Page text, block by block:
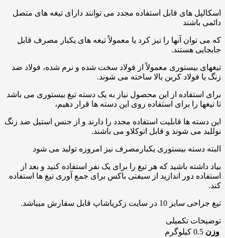
اسکالپل های قابل استفاده مجدد می توانند دارای تیغه های متصل
دائمی باشند
که می توان آنها را تیز کرد یا معمولاً تیغه های یکبار مصرف قابل
جابجایی هستند.
تیغهای بیستوری معمولاً از فولاد سخت شده و نرم شده، فولاد ضد
زنگ یا فولاد کربن بالا ساخته می شوند.
برای استفاده از این محصول نیاز به یک دسته تیغ بیستوری می باشد
تا تیغها را برای استفاده روی این دسته ها قرار دهیم،
این دسته ها قابلیت استفاده مجدد را دارند و از جنس استیل ضد زنگ
نوللید می شوند و قابل اتوکلاو می باشند.
البته دسته بیستوری یکبارمصرف نیز امروزه تولید می شود
بیاد داشته باشید که هر تیغ را برای یک نفر استفاده کنید و بعد از
استفاده دور اندازید از سیفتی باکس برای جمع آوری تیغ ها استفاده
کند.
تیغ جراحی سایز 10 در سایت زکریاشاپ قابل سفارش میباشد.
توضیحات تکمیلی
وزن 0.5 کیلوگرم